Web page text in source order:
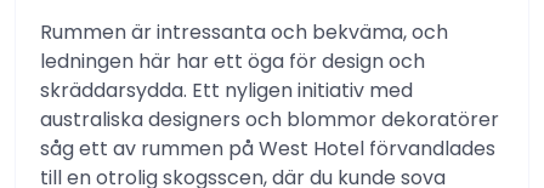
Rummen är intressanta och bekväma, och
ledningen här har ett öga för design och
skräddarsydda. Ett nyligen initiativ med
australiska designers och blommor dekoratörer
såg ett av rummen på West Hotel förvandlades
till en otrolig skogsscen, där du kunde sova